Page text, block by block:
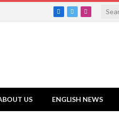
Facebook
TwitterInstagram
US ENGLISH NEWS